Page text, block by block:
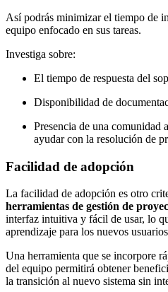
Así podrás minimizar el tiempo de
equipo enfocado en sus tareas.
Investiga sobre:
El tiempo de respuesta del
Disponibilidad de
Presencia de una comunidad
ayudar con la resolución de
Facilidad de adopción
La facilidad de adopción es otro
herramientas de gestión de
interfaz intuitiva y fácil de usar, lo
aprendizaje para los nuevos
Una herramienta que se incorpore
del equipo permitirá obtener
la transición al nuevo sistema sin